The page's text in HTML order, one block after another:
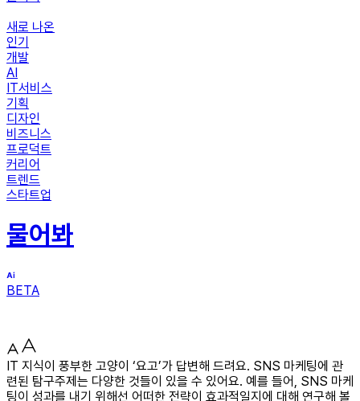
새로 나온
인기
개발
AI
IT서비스
기획
디자인
비즈니스
프로덕트
커리어
트렌드
스타트업
물어봐
BETA
IT 지식이 풍부한 고양이 ‘요고’가 답변해 드려요. SNS 마케팅에 관
련된 탐구주제는 다양한 것들이 있을 수 있어요. 예를 들어, SNS 마케
팅이 성과를 내기 위해선 어떠한 전략이 효과적일지에 대해 연구해 볼